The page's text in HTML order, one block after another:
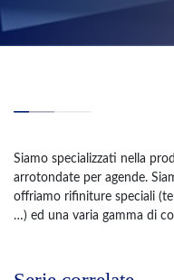
Siamo specializzati nella
arrotondate per agende.
offriamo rifiniture speciali
…) ed una varia gamma di